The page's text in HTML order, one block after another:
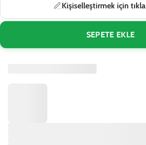
Kişiselleştirmek için tıkla
SEPETE EKLE